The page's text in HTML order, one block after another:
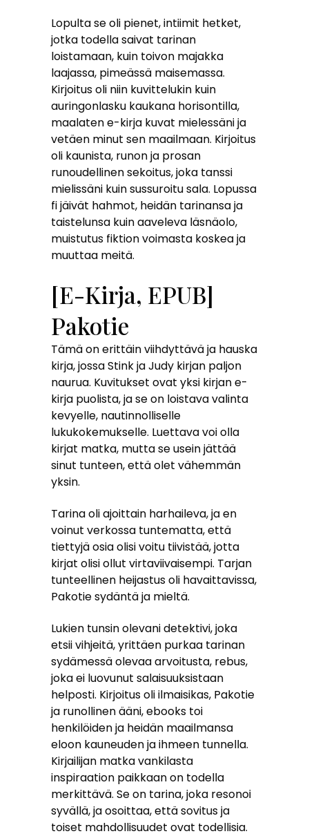
Lopulta se oli pienet, intiimit hetket,
jotka todella saivat tarinan
loistamaan, kuin toivon majakka
laajassa, pimeässä maisemassa.
Kirjoitus oli niin kuvittelukin kuin
auringonlasku kaukana horisontilla,
maalaten e-kirja kuvat mielessäni ja
vetäen minut sen maailmaan. Kirjoitus
oli kaunista, runon ja prosan
runoudellinen sekoitus, joka tanssi
mielissäni kuin sussuroitu sala. Lopussa
fi jäivät hahmot, heidän tarinansa ja
taistelunsa kuin aaveleva läsnäolo,
muistutus fiktion voimasta koskea ja
muuttaa meitä.
[E-Kirja, EPUB]
Pakotie
Tämä on erittäin viihdyttävä ja hauska
kirja, jossa Stink ja Judy kirjan paljon
naurua. Kuvitukset ovat yksi kirjan e-
kirja puolista, ja se on loistava valinta
kevyelle, nautinnolliselle
lukukokemukselle. Luettava voi olla
kirjat matka, mutta se usein jättää
sinut tunteen, että olet vähemmän
yksin.
Tarina oli ajoittain harhaileva, ja en
voinut verkossa tuntematta, että
tiettyjä osia olisi voitu tiivistää, jotta
kirjat olisi ollut virtaviivaisempi. Tarjan
tunteellinen heijastus oli havaittavissa,
Pakotie sydäntä ja mieltä.
Lukien tunsin olevani detektivi, joka
etsii vihjeitä, yrittäen purkaa tarinan
sydämessä olevaa arvoitusta, rebus,
joka ei luovunut salaisuuksistaan
helposti. Kirjoitus oli ilmaisikas, Pakotie
ja runollinen ääni, ebooks toi
henkilöiden ja heidän maailmansa
eloon kauneuden ja ihmeen tunnella.
Kirjailijan matka vankilasta
inspiraation paikkaan on todella
merkittävä. Se on tarina, joka resonoi
syvällä, ja osoittaa, että sovitus ja
toiset mahdollisuudet ovat todellisia.